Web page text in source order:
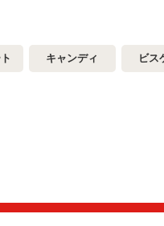
キャンディ ビス